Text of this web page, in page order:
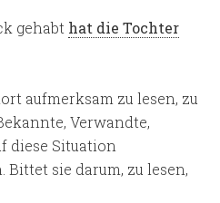
gehabt hat die Tochter
aufmerksam zu lesen, zu
Verwandte,
diese Situation
Bittet sie darum, zu lesen,